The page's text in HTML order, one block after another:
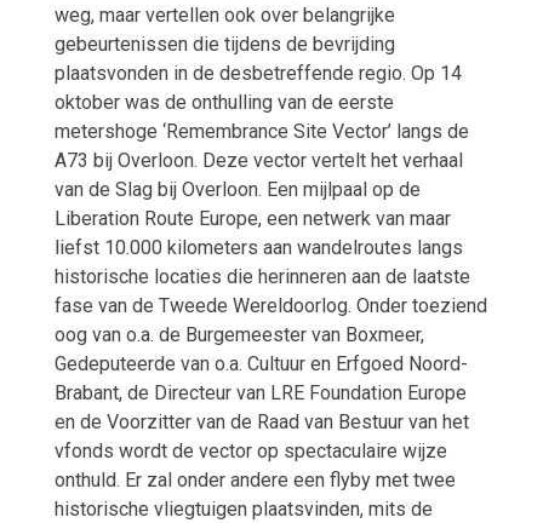
weg, maar vertellen ook over belangrijke
gebeurtenissen die tijdens de bevrijding
plaatsvonden in de desbetreffende regio. Op 14
oktober was de onthulling van de eerste
metershoge ‘Remembrance Site Vector’ langs de
A73 bij Overloon. Deze vector vertelt het verhaal
van de Slag bij Overloon. Een mijlpaal op de
Liberation Route Europe, een netwerk van maar
liefst 10.000 kilometers aan wandelroutes langs
historische locaties die herinneren aan de laatste
fase van de Tweede Wereldoorlog. Onder toeziend
oog van o.a. de Burgemeester van Boxmeer,
Gedeputeerde van o.a. Cultuur en Erfgoed Noord-
Brabant, de Directeur van LRE Foundation Europe
en de Voorzitter van de Raad van Bestuur van het
vfonds wordt de vector op spectaculaire wijze
onthuld. Er zal onder andere een flyby met twee
historische vliegtuigen plaatsvinden, mits de